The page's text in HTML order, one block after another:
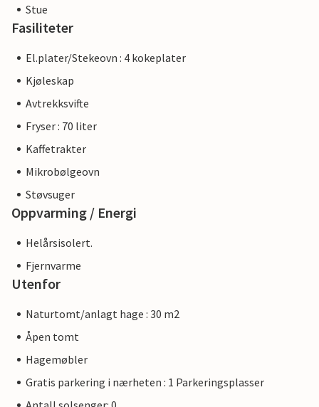
Stue
Fasiliteter
El.plater/Stekeovn : 4 kokeplater
Kjøleskap
Avtrekksvifte
Fryser : 70 liter
Kaffetrakter
Mikrobølgeovn
Støvsuger
Oppvarming / Energi
Helårsisolert.
Fjernvarme
Utenfor
Naturtomt/anlagt hage : 30 m2
Åpen tomt
Hagemøbler
Gratis parkering i nærheten : 1 Parkeringsplasser